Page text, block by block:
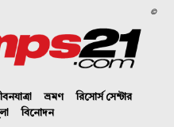
©
ভ্রমণ
রিসোর্স সেন্টার
বিনোদন